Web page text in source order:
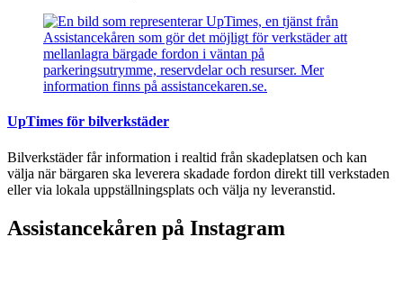
UpTimes för bilverkstäder
Bilverkstäder får information i realtid från skadeplatsen och kan
välja när bärgaren ska leverera skadade fordon direkt till verkstaden
eller via lokala uppställningsplats och välja ny leveranstid.
Assistancekåren på Instagram